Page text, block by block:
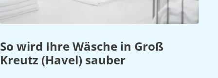
So wird Ihre Wäsche in Groß
Kreutz (Havel) sauber